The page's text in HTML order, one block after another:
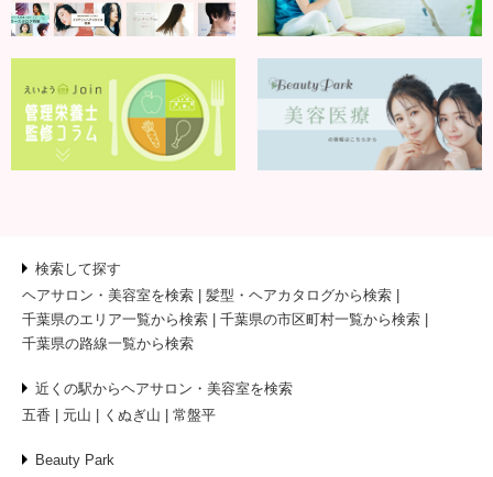
検索して探す
ヘアサロン・美容室を検索
髪型・ヘアカタログから検索
千葉県のエリア一覧から検索
千葉県の市区町村一覧から検索
千葉県の路線一覧から検索
近くの駅からヘアサロン・美容室を検索
五香
元山 くぬぎ山 常盤平
Beauty Park